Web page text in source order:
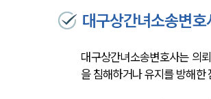
대구상간녀소송변호
대구상간녀소송변호사는 의
을 침해하거나 유지를 방해한